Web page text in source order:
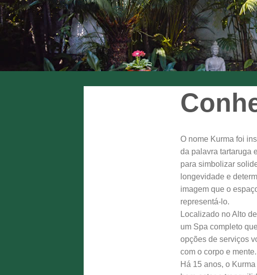
O nome Kurma foi
da palavra tartaruga
para simbolizar
longevidade e
imagem que o
representá-lo.
Localizado no Alto
um Spa completo
opções de serviços
com o corpo e mente.
Há 15 anos, o